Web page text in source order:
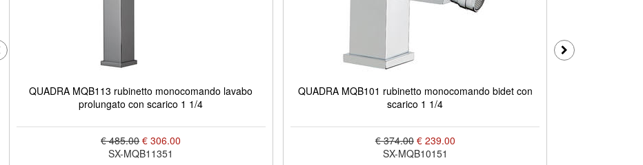
QUADRA MQB113 rubinetto monocomando lavabo
prolungato con scarico 1 1/4
€ 485.00 € 306.00
SX-MQB11351
QUADRA MQB101 rubinetto monocomando bidet con
scarico 1 1/4
€ 374.00 € 239.00
SX-MQB10151